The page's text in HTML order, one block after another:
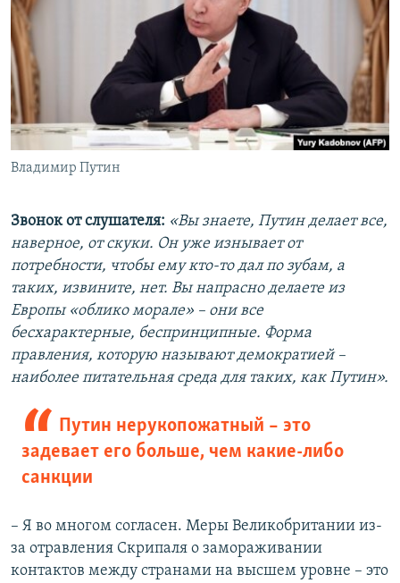
Владимир Путин
Звонок от слушателя: «Вы знаете, Путин делает все,
наверное, от скуки. Он уже изнывает от
потребности, чтобы ему кто-то дал по зубам, а
таких, извините, нет. Вы напрасно делаете из
Европы «облико морале» – они все
бесхарактерные, беспринципные. Форма
правления, которую называют демократией –
наиболее питательная среда для таких, как Путин».
Путин нерукопожатный – это
задевает его больше, чем какие-либо
санкции
– Я во многом согласен. Меры Великобритании из-
за отравления Скрипаля о замораживании
контактов между странами на высшем уровне – это